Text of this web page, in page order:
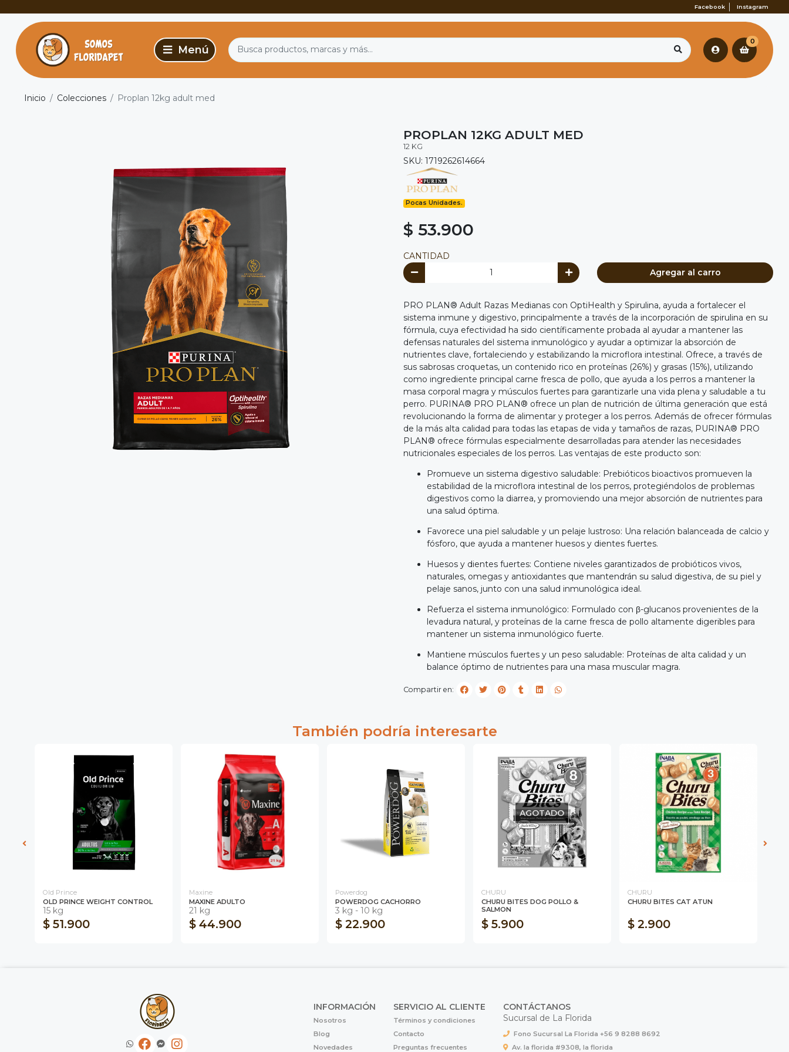
Facebook Instagram
0
Inicio Colecciones Proplan 12kg adult med
PROPLAN 12KG ADULT MED
12 KG
SKU: 1719262614664
Pocas Unidades.
$ 53.900
CANTIDAD
Agregar al carro
PRO PLAN® Adult Razas Medianas con OptiHealth y Spirulina, ayuda a fortalecer el
sistema inmune y digestivo, principalmente a través de la incorporación de spirulina en su
fórmula, cuya efectividad ha sido científicamente probada al ayudar a mantener las
defensas naturales del sistema inmunológico y ayudar a optimizar la absorción de
nutrientes clave, fortaleciendo y estabilizando la microflora intestinal. Ofrece, a través de
sus sabrosas croquetas, un contenido rico en proteínas (26%) y grasas (15%), utilizando
como ingrediente principal carne fresca de pollo, que ayuda a los perros a mantener la
masa corporal magra y músculos fuertes para garantizarle una vida plena y saludable a tu
perro. PURINA® PRO PLAN® ofrece un plan de nutrición de última generación que está
revolucionando la forma de alimentar y proteger a los perros. Además de ofrecer fórmulas
de la más alta calidad para todas las etapas de vida y tamaños de razas, PURINA® PRO
PLAN® ofrece fórmulas especialmente desarrolladas para atender las necesidades
nutricionales especiales de los perros. Las ventajas de este producto son:
Promueve un sistema digestivo saludable: Prebióticos bioactivos promueven la
estabilidad de la microflora intestinal de los perros, protegiéndolos de problemas
digestivos como la diarrea, y promoviendo una mejor absorción de nutrientes para
una salud óptima.
Favorece una piel saludable y un pelaje lustroso: Una relación balanceada de calcio y
fósforo, que ayuda a mantener huesos y dientes fuertes.
Huesos y dientes fuertes: Contiene niveles garantizados de probióticos vivos,
naturales, omegas y antioxidantes que mantendrán su salud digestiva, de su piel y
pelaje sanos, junto con una salud inmunológica ideal.
Refuerza el sistema inmunológico: Formulado con β-glucanos provenientes de la
levadura natural, y proteínas de la carne fresca de pollo altamente digeribles para
mantener un sistema inmunológico fuerte.
Mantiene músculos fuertes y un peso saludable: Proteínas de alta calidad y un
balance óptimo de nutrientes para una masa muscular magra.
Compartir en:
También podría interesarte
Old Prince
OLD PRINCE WEIGHT CONTROL
15 kg
$ 51.900
Maxine
MAXINE ADULTO
21 kg
$ 44.900
Powerdog
POWERDOG CACHORRO
3 kg - 10 kg
$ 22.900
AGOTADO
CHURU
CHURU BITES DOG POLLO &
SALMON
$ 5.900
CHURU
CHURU BITES CAT ATUN
$ 2.900
INFORMACIÓN
Nosotros
Blog
Novedades
SERVICIO AL CLIENTE
Términos y condiciones
Contacto
Preguntas frecuentes
CONTÁCTANOS
Sucursal de La Florida
Fono Sucursal La Florida +56 9 8288 8692
Av. la florida #9308, la florida